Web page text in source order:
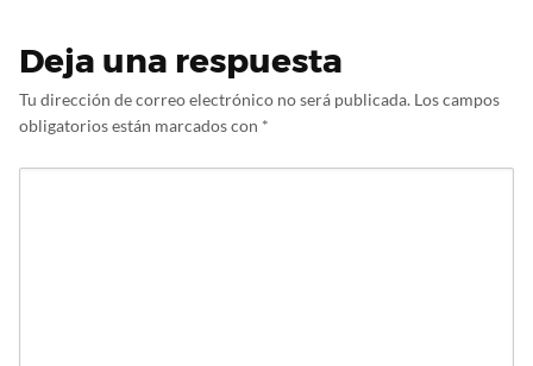
Deja una respuesta
Tu dirección de correo electrónico no será publicada. Los campos
obligatorios están marcados con *